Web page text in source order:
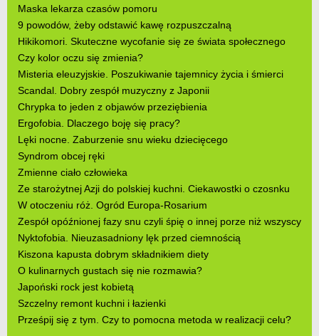
Maska lekarza czasów pomoru
9 powodów, żeby odstawić kawę rozpuszczalną
Hikikomori. Skuteczne wycofanie się ze świata społecznego
Czy kolor oczu się zmienia?
Misteria eleuzyjskie. Poszukiwanie tajemnicy życia i śmierci
Scandal. Dobry zespół muzyczny z Japonii
Chrypka to jeden z objawów przeziębienia
Ergofobia. Dlaczego boję się pracy?
Lęki nocne. Zaburzenie snu wieku dziecięcego
Syndrom obcej ręki
Zmienne ciało człowieka
Ze starożytnej Azji do polskiej kuchni. Ciekawostki o czosnku
W otoczeniu róż. Ogród Europa-Rosarium
Zespół opóźnionej fazy snu czyli śpię o innej porze niż wszyscy
Nyktofobia. Nieuzasadniony lęk przed ciemnością
Kiszona kapusta dobrym składnikiem diety
O kulinarnych gustach się nie rozmawia?
Japoński rock jest kobietą
Szczelny remont kuchni i łazienki
Prześpij się z tym. Czy to pomocna metoda w realizacji celu?